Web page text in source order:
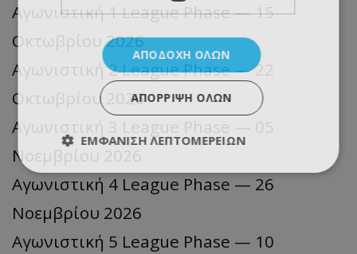
Αγωνιστική 1 League Phase — 15
Οκτωβρίου 2026
Αγωνιστική 2 League Phase — 22
Οκτωβρίου 2026
Αγωνιστική 3 League Phase — 05
Νοεμβρίου 2026
Αγωνιστική 4 League Phase — 26
Νοεμβρίου 2026
Αγωνιστική 5 League Phase — 10
ΑΠΟΔΟΧΉ ΌΛΩΝ
ΑΠΌΡΡΙΨΗ ΌΛΩΝ
ΕΜΦΆΝΙΣΗ ΛΕΠΤΟΜΕΡΕΙΏΝ